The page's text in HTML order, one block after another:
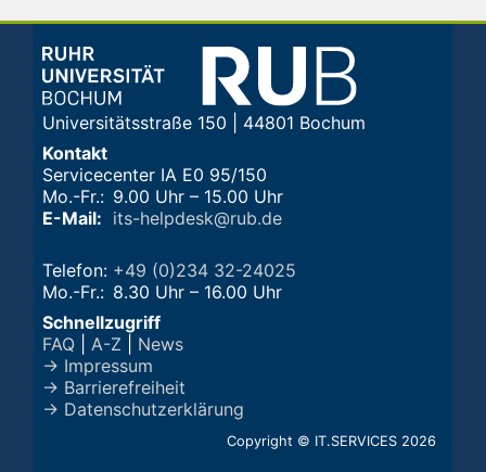
Universitätsstraße 150 | 44801 Bochum
Kontakt
Servicecenter IA E0 95/150
Mo.-Fr.: 9.00 Uhr – 15.00 Uhr
E-Mail: its-helpdesk@rub.de
Telefon: +49 (0)234 32-24025
Mo.-Fr.: 8.30 Uhr – 16.00 Uhr
Schnellzugriff
FAQ
A-Z
News
→ Impressum
→ Barrierefreiheit
→ Datenschutzerklärung
Copyright © IT.SERVICES 2026